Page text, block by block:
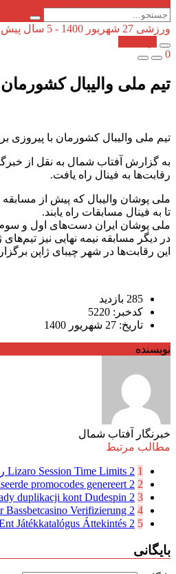
ورزشی 27 شهریور 1400 - 5 سال پیش
0
تیم ملی والیبال
تیم ملی والیبال کشورمان با پیروزی
به گزارش آفتاب شمال به نقل از
رقابت‌ها به فینال راه یافت.
تا به فینال مسابقات راه یابند.
ملی پوشان ایران دست‌های اول و سوم را با نتیجه مشابه ۲۵-۲۲ و در دست چهارم با نتیجه ۲۵- ۱۷ به پیروزی
در دیگر مسابقه نیمه نهایی نیز تیم‌های
این رقابت‌ها در شهر چیبای ژاپن
285 بازدید
کدخبر: 5220
تاریخ: 27 شهریور 1400
نویسنده
خبرنگار آفتاب شمال
مطالب مرتبط
1
Lizaro Session Time Limits 2 روز پیش
2
promocodes genereert 2 روز پیش
3
duplikacji kont Dudespin 2 روز پیش
4
Bassbetcasino Verifizierung 2 روز پیش
5
Játékkatalógus Áttekintés 2 روز پیش
بایگانی